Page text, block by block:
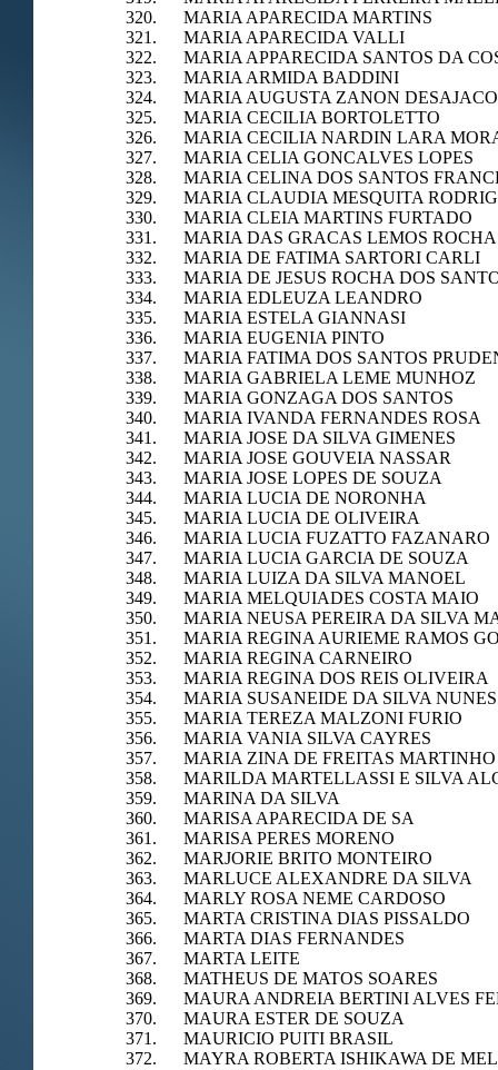
320. MARIA APARECIDA MARTINS
321. MARIA APARECIDA VALLI
322. MARIA APPARECIDA SANTOS DA
323. MARIA ARMIDA BADDINI
324. MARIA AUGUSTA ZANON
325. MARIA CECILIA BORTOLETTO
326. MARIA CECILIA NARDIN LARA
327. MARIA CELIA GONCALVES LOPES
328. MARIA CELINA DOS SANTOS
329. MARIA CLAUDIA MESQUITA
330. MARIA CLEIA MARTINS FURTADO
331. MARIA DAS GRACAS LEMOS ROCHA
332. MARIA DE FATIMA SARTORI CARLI
333. MARIA DE JESUS ROCHA DOS
334. MARIA EDLEUZA LEANDRO
335. MARIA ESTELA GIANNASI
336. MARIA EUGENIA PINTO
337. MARIA FATIMA DOS SANTOS
338. MARIA GABRIELA LEME MUNHOZ
339. MARIA GONZAGA DOS SANTOS
340. MARIA IVANDA FERNANDES ROSA
341. MARIA JOSE DA SILVA GIMENES
342. MARIA JOSE GOUVEIA NASSAR
343. MARIA JOSE LOPES DE SOUZA
344. MARIA LUCIA DE NORONHA
345. MARIA LUCIA DE OLIVEIRA
346. MARIA LUCIA FUZATTO FAZANARO
347. MARIA LUCIA GARCIA DE SOUZA
348. MARIA LUIZA DA SILVA MANOEL
349. MARIA MELQUIADES COSTA MAIO
350. MARIA NEUSA PEREIRA DA SILVA
351. MARIA REGINA AURIEME RAMOS
352. MARIA REGINA CARNEIRO
353. MARIA REGINA DOS REIS OLIVEIRA
354. MARIA SUSANEIDE DA SILVA NUNES
355. MARIA TEREZA MALZONI FURIO
356. MARIA VANIA SILVA CAYRES
357. MARIA ZINA DE FREITAS MARTINHO
358. MARILDA MARTELLASSI E SILVA
359. MARINA DA SILVA
360. MARISA APARECIDA DE SA
361. MARISA PERES MORENO
362. MARJORIE BRITO MONTEIRO
363. MARLUCE ALEXANDRE DA SILVA
364. MARLY ROSA NEME CARDOSO
365. MARTA CRISTINA DIAS PISSALDO
366. MARTA DIAS FERNANDES
367. MARTA LEITE
368. MATHEUS DE MATOS SOARES
369. MAURA ANDREIA BERTINI ALVES
370. MAURA ESTER DE SOUZA
371. MAURICIO PUITI BRASIL
372. MAYRA ROBERTA ISHIKAWA DE